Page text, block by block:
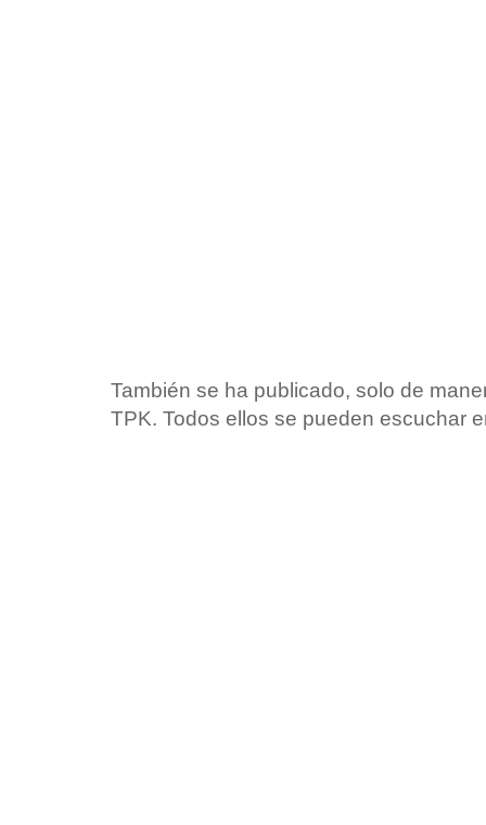
También se ha publicado, solo de
TPK. Todos ellos se pueden escuchar